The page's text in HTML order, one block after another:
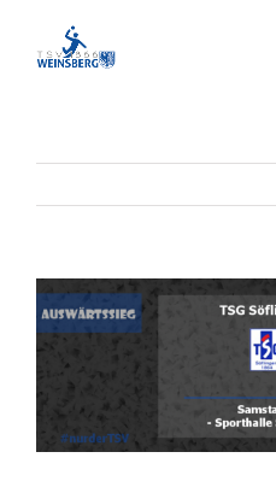
springen
Zeige
grösseres
Bild